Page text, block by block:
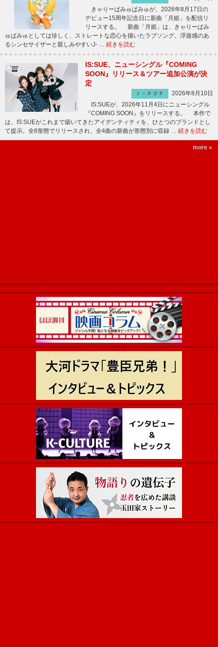
きゃりーぱみゅぱみゅが、2026年8月17日の
デビュー15周年記念日に新曲「月姫」を配信リ
リースする。 新曲「月姫」は、きゃりーぱみ
ゅぱみゅとしては珍しく、ストレートな恋心を描いたラブソング。浮遊感のあ
るシンセサイザーと親しみやすいJ- … 続きを読む
IS:SUE、ニューシングル『COMING
SOON』リリース＆ツアー追加公演が決
定
Ｊ－ＰＯＰ
2026年8月10日
IS:SUEが、2026年11月4日にニューシングル
『COMING SOON』をリリースする。 本作で
は、IS:SUEがこれまで築いてきたアイデンティティを、ひとつのブランドとし
て提示。全8形態でリリースされ、全4曲の新曲が形態別に収録 … 続きを読む
more »